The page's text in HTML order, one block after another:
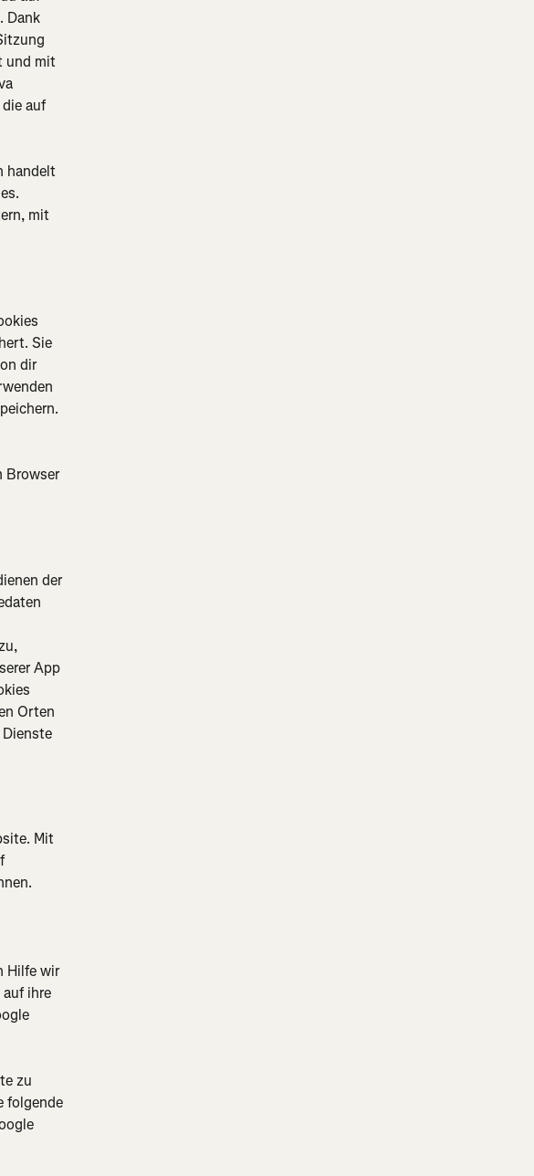
Dank
und mit
auf
handelt
mit
Sie
dir
Browser
der
App
Orten
Mit
Hilfe wir
ihre
zu
folgende